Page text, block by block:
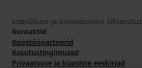
Ettevõtluse ja Innovatsiooni Sihtasutus
Kontaktid
Koostööpartnerid
Kasutustingimused
Privaatsuse ja küpsiste eeskirjad